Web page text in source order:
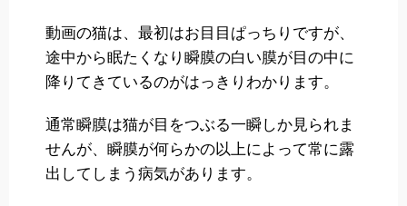
動画の猫は、最初はお目目ぱっちりですが、
途中から眠たくなり瞬膜の白い膜が目の中に
降りてきているのがはっきりわかります。
通常瞬膜は猫が目をつぶる一瞬しか見られま
せんが、瞬膜が何らかの以上によって常に露
出してしまう病気があります。